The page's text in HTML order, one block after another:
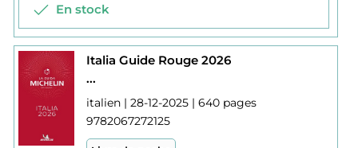
En stock
Italia Guide Rouge 2026
...
italien | 28-12-2025 | 640 pages
9782067272125